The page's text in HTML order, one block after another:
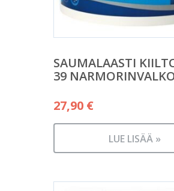
SAUMALAASTI
39
27,90 €
LUE LISÄÄ »